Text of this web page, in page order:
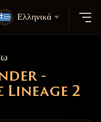
Ελληνικά
-
Lineage 2